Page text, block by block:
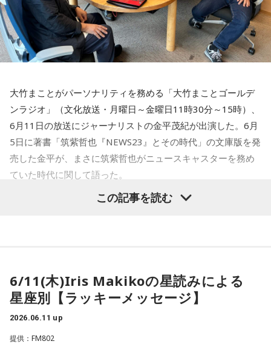
大竹まことがパーソナリティを務める「大竹まことゴールデ
ンラジオ」（文化放送・月曜日～金曜日11時30分～15時）、
6月11日の放送にジャーナリストの金平茂紀が出演した。6月
5日に著書「筑紫哲也『NEWS23』とその時代」の文庫版を発
売した金平が、まさに筑紫哲也がニュースキャスターを務め
ていた時代に関して語った。
「この御本（販売中「筑紫哲也『NEWS23』とそ
た、特にメディア状況がね。私なんかがいるテレビや新聞と
いったところがオールドメディアと言われて、揶揄される対
象になった。そんなものは要らないんだ、みたいな議論が出
てきたけど、僕はそこで育てられた人間だから、しっかりし
この記事を読む
6/11(木)Iris Makikoの星読みによる
星座別【ラッキーメッセージ】
2026.06.11 up
提供：FM802